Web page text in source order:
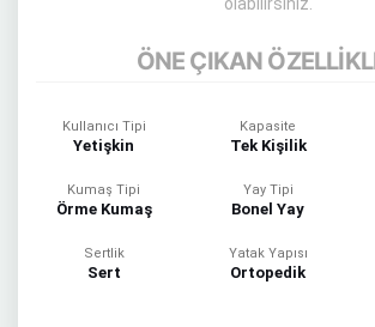
ÖNE ÇIKAN
Kullanıcı Tipi
Yetişkin
Kapasite
Tek Kişilik
Kumaş Tipi
Örme Kumaş
Yay Tipi
Bonel Yay
Sertlik
Sert
Yatak Yapısı
Ortopedik